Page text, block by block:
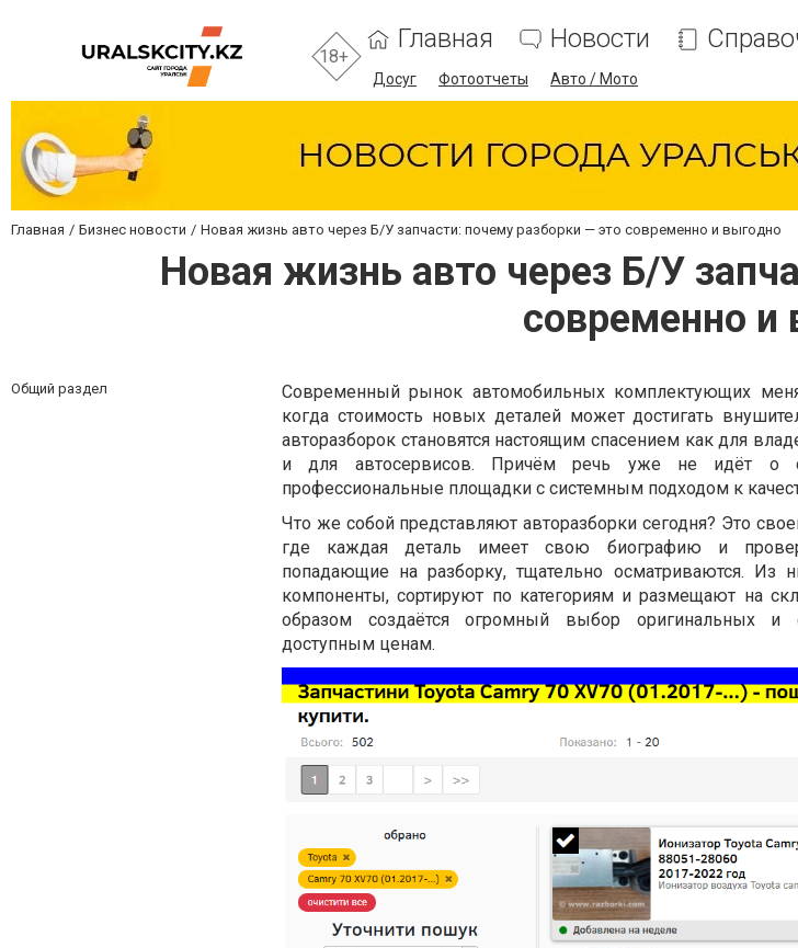
18+
Главная Новости
Досуг Фотоотчеты Авто / Мото
Главная Бизнес новости Новая жизнь авто через Б/У запчасти: почему разборки — это современно и выгодно
Новая жизнь авто через Б/У
современно и
Общий раздел
Современный рынок автомобильных комплектующих
когда стоимость новых деталей может достигать
авторазборок становятся настоящим спасением как для
и для автосервисов. Причём речь уже не идёт о
профессиональные площадки с системным подходом к
Что же собой представляют авторазборки сегодня? Это
где каждая деталь имеет свою биографию и
попадающие на разборку, тщательно осматриваются. Из
компоненты, сортируют по категориям и размещают на
образом создаётся огромный выбор оригинальных и
доступным ценам.